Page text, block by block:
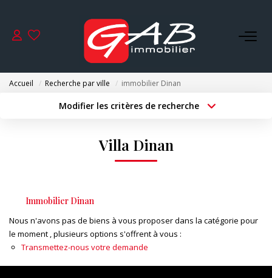
ACHETER
NOS AGENCES
Accueil Recherche par ville immobilier Dinan
Modifier les critères de recherche
Créer une alerte
Villa Dinan
Immobilier Dinan
Nous n'avons pas de biens à vous proposer dans la catégorie pour
le moment , plusieurs options s'offrent à vous :
Transmettez-nous votre demande